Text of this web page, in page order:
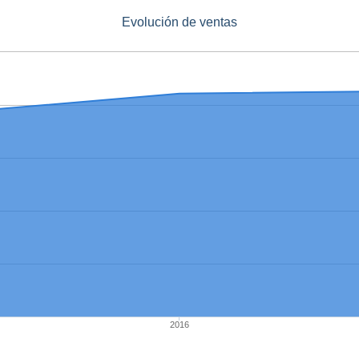
Evolución de ventas
2016